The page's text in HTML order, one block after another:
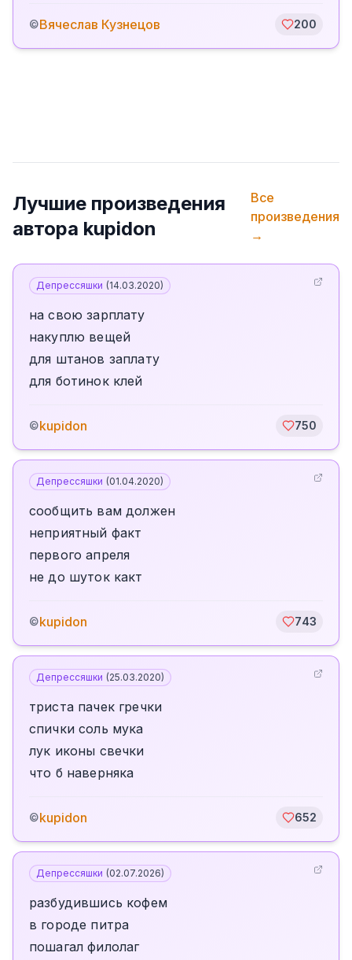
©Вячеслав Кузнецов 200
Лучшие произведения
автора kupidon
Все
произведения
→
Депрессяшки (14.03.2020)
на свою зарплату
накуплю вещей
для штанов заплату
для ботинок клей
©kupidon 750
Депрессяшки (01.04.2020)
сообщить вам должен
неприятный факт
первого апреля
не до шуток какт
©kupidon 743
Депрессяшки (25.03.2020)
триста пачек гречки
спички соль мука
лук иконы свечки
что б наверняка
©kupidon 652
Депрессяшки (02.07.2026)
разбудившись кофем
в городе питра
пошагал филолаг